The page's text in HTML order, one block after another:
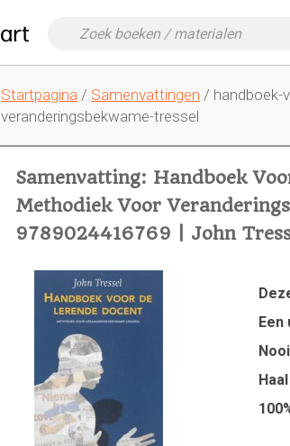
Startpagina / Samenvattingen / handboek-
veranderingsbekwame-tressel
Samenvatting: Handboek
Methodiek Voor
9789024416769 | John